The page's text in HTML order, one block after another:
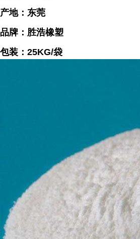
产地：东莞
品牌：胜浩橡塑
包装：25KG/袋